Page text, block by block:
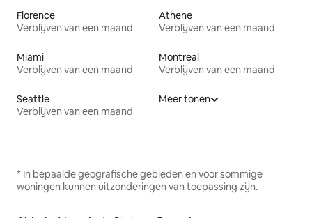
Florence
Verblijven van een maand
Athene
Verblijven van een maand
Miami
Verblijven van een maand
Montreal
Verblijven van een maand
Seattle
Verblijven van een maand
Meer tonen
* In bepaalde geografische gebieden en voor sommige
woningen kunnen uitzonderingen van toepassing zijn.